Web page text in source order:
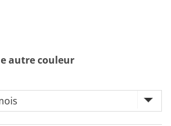
autre couleur